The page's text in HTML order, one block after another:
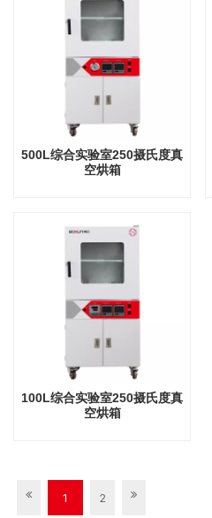
500L综合实验室250摄氏度真
空烘箱
100L综合实验室250摄氏度真
空烘箱
1 2